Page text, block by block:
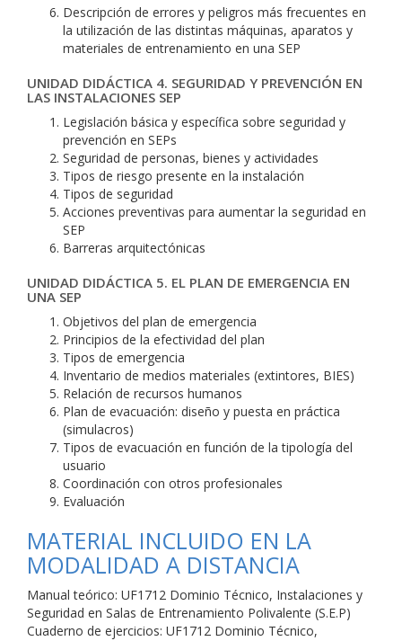
Descripción de errores y peligros más frecuentes en
la utilización de las distintas máquinas, aparatos y
materiales de entrenamiento en una SEP
UNIDAD DIDÁCTICA 4. SEGURIDAD Y PREVENCIÓN EN
LAS INSTALACIONES SEP
Legislación básica y específica sobre seguridad y
prevención en SEPs
Seguridad de personas, bienes y actividades
Tipos de riesgo presente en la instalación
Tipos de seguridad
Acciones preventivas para aumentar la seguridad en
SEP
Barreras arquitectónicas
UNIDAD DIDÁCTICA 5. EL PLAN DE EMERGENCIA EN
UNA SEP
Objetivos del plan de emergencia
Principios de la efectividad del plan
Tipos de emergencia
Inventario de medios materiales (extintores, BIES)
Relación de recursos humanos
Plan de evacuación: diseño y puesta en práctica
(simulacros)
Tipos de evacuación en función de la tipología del
usuario
Coordinación con otros profesionales
Evaluación
MATERIAL INCLUIDO EN LA
MODALIDAD A DISTANCIA
Manual teórico: UF1712 Dominio Técnico, Instalaciones y
Seguridad en Salas de Entrenamiento Polivalente (S.E.P)
Cuaderno de ejercicios: UF1712 Dominio Técnico,